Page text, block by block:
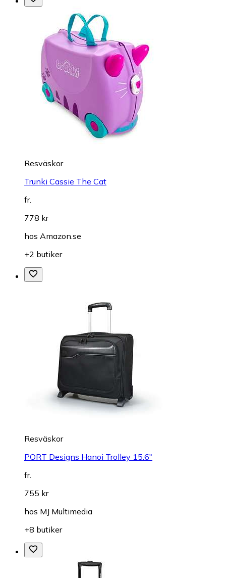
Resväskor
Trunki Cassie The Cat
fr.
778 kr
hos Amazon.se
+2 butiker
Resväskor
PORT Designs Hanoi Trolley 15.6"
fr.
755 kr
hos MJ Multimedia
+8 butiker